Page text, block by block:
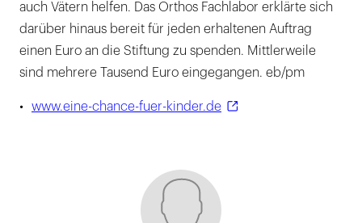
auch Vätern helfen. Das Orthos Fachlabor erklärte sich
darüber hinaus bereit für jeden erhaltenen Auftrag
einen Euro an die Stiftung zu spenden. Mittlerweile
sind mehrere Tausend Euro eingegangen. eb/pm
• www.eine-chance-fuer-kinder.de